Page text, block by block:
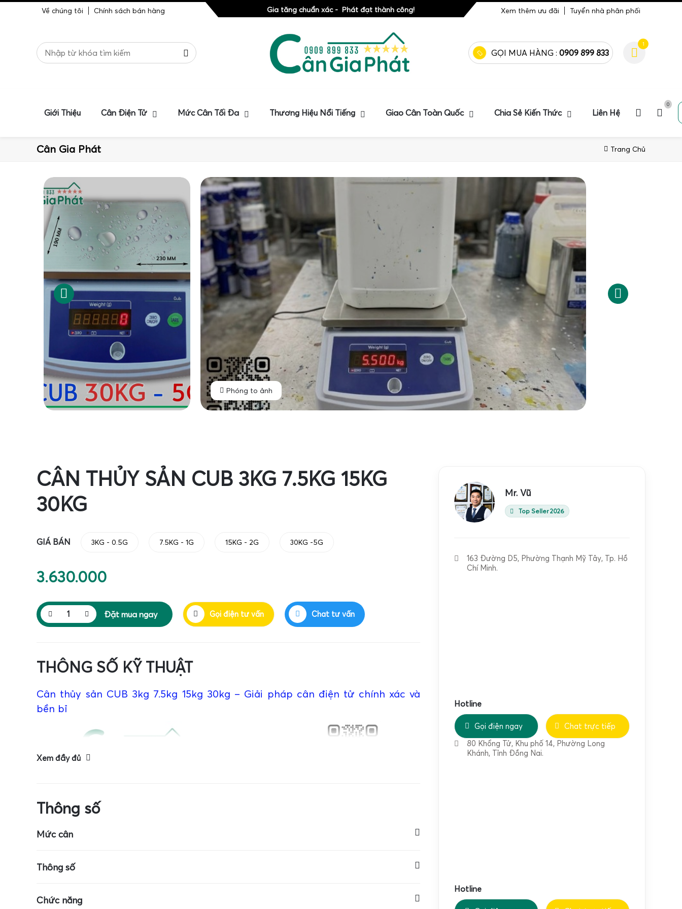
Về chúng tôi Chính sách bán hàng Gia tăng chuẩn xác - Phát đạt thành công! Xem thêm ưu đãi Tuyển nhà phân phối
GỌI MUA HÀNG : 0909 899 833
1
Giới Thiệu Cân Điện Tử Mức Cân Tối Đa Thương Hiệu Nổi Tiếng Giao Cân Toàn Quốc Chia Sẻ Kiến Thức Liên Hệ
0
Cân Gia Phát Trang Chủ
Phóng to ảnh
CÂN THỦY SẢN CUB 3KG 7.5KG 15KG
30KG
GIÁ BÁN 3KG - 0.5G 7.5KG - 1G 15KG - 2G 30KG -5G
3.630.000
Đặt mua ngay Gọi điện tư vấn Chat tư vấn
THÔNG SỐ KỸ THUẬT
Cân thủy sản CUB 3kg 7.5kg 15kg 30kg – Giải pháp cân điện tử chính xác và
bền bỉ
Xem đầy đủ
Thông số
Mức cân
Thông số
Chức năng
Mr. Vũ
Top Seller 2026
163 Đường D5, Phường Thạnh Mỹ Tây, Tp. Hồ
Chí Minh.
Hotline
Gọi điện ngay
Chat trực tiếp
80 Khổng Tử, Khu phố 14, Phường Long
Khánh, Tỉnh Đồng Nai.
Hotline